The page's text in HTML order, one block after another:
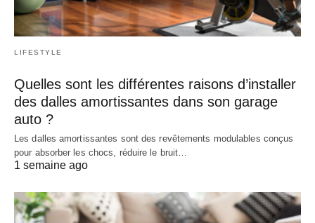
LIFESTYLE
Quelles sont les différentes raisons d’installer
des dalles amortissantes dans son garage
auto ?
Les dalles amortissantes sont des revêtements modulables conçus
pour absorber les chocs, réduire le bruit…
1 semaine ago